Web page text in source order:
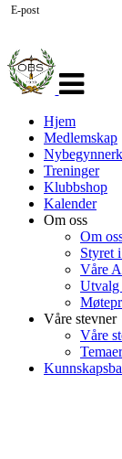
navigasjon
Hjem
Medlemskap
Treninger
Klubbshop
Kalender
Om oss
Om
Styret
Våre
Utvalg
Våre stevner
Våre
Temaer
E-post